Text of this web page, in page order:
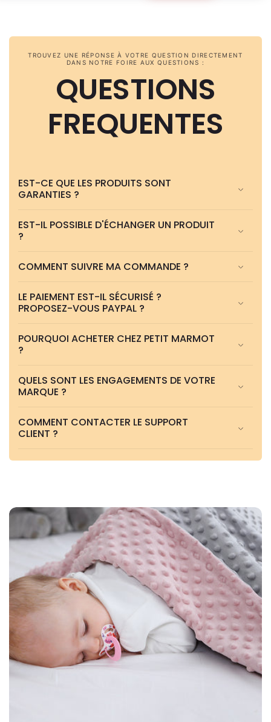
TROUVEZ UNE RÉPONSE À VOTRE QUESTION DIRECTEMENT
DANS NOTRE FOIRE AUX QUESTIONS :
QUESTIONS
FREQUENTES
EST-CE QUE LES PRODUITS SONT
GARANTIES ?
EST-IL POSSIBLE D'ÉCHANGER UN PRODUIT
?
COMMENT SUIVRE MA COMMANDE ?
LE PAIEMENT EST-IL SÉCURISÉ ?
PROPOSEZ-VOUS PAYPAL ?
POURQUOI ACHETER CHEZ PETIT MARMOT
?
QUELS SONT LES ENGAGEMENTS DE VOTRE
MARQUE ?
COMMENT CONTACTER LE SUPPORT
CLIENT ?